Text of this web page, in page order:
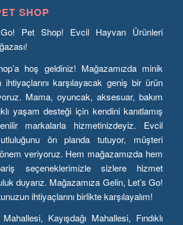
SHOP
Pet Shop! Evcil Hayvan Ürünleri
hoş geldiniz! Mağazamızda minik
ihtiyaçlarını karşılayacak geniş bir ürün
Mama, oyuncak, aksesuar, bakım
yaşam desteği için kendini kanıtlamış
markalarla hizmetinizdeyiz. Evcil
ön planda tutuyor, müşteri
veriyoruz. Hem mağazamızda hem
seçeneklerimizle sizlere hizmet
duyarız. Mağazamıza Gelin, Let’s Go!
ihtiyaçlarını birlikte karşılayalım!
Kayışdağı Mahallesi, Fındıklı